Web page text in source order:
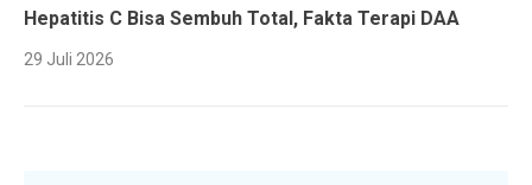
Hepatitis C Bisa Sembuh Total, Fakta Terapi DAA
29 Juli 2026